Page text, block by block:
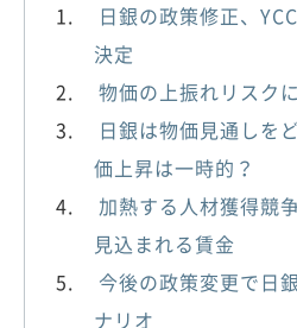
日銀の政策修正、
決定
物価の上振れリスク
日銀は物価見通しを
価上昇は一時的？
加熱する人材獲得競
見込まれる賃金
今後の政策変更で日
ナリオ